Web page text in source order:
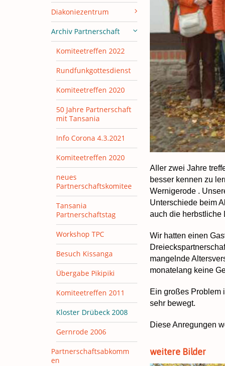
Diakoniezentrum
Archiv Partnerschaft
Komiteetreffen 2022
Rundfunkgottesdienst
Komiteetreffen 2020
50 Jahre Partnerschaft
mit Tansania
Info Corona 4.3.2021
Komiteetreffen 2020
neues
Partnerschaftskomitee
Tansania
Partnerschaftstag
Workshop TPC
Besuch Kissanga
Übergabe Pikipiki
Komiteetreffen 2011
Kloster Drübeck 2008
Gernrode 2006
Partnerschaftsabkomm
en
Aller zwei Jahre
besser kennen zu
Wernigerode .
Unterschiede beim
auch die herbstliche
Wir hatten einen
mangelnde
monatelang keine
Ein großes Problem
sehr bewegt.
Diese Anregungen
weitere Bilder